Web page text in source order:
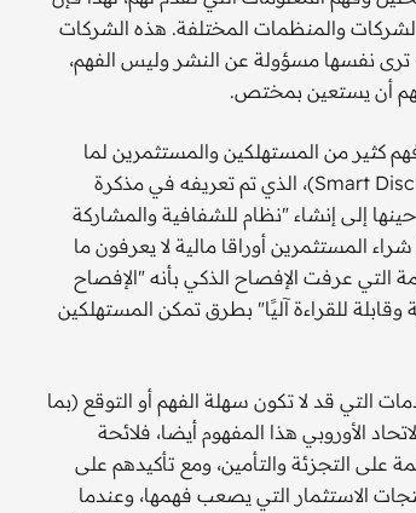
والمنظمات المختلفة. هذه الشركات
ترى نفسها مسؤولة عن النشر وليس الفهم،
أن يستعين بمختص.
المالية 2008 أن هناك مشكلة في فهم كثير من المستهلكين والمستثمرين لما
تحتويه المنشورات ذات الصلة من معلومات، لذلك تم اقتراح الإفصاح الذكي (Smart Disclosure)، الذي تم تعريفه في مذكرة
عندما دعا الرئيس الأمريكي حينها إلى إنشاء "نظام للشفافية والمشاركة
المالية عام 2008، والتي كان من بينها شراء المستثمرين أوراقا مالية لا يعرفون ما
التي عرفت الإفصاح الذكي بأنه "الإفصاح
للقراءة آليًا" بطرق تمكن المستهلكين
التي قد لا تكون سهلة الفهم أو التوقع (بما
الأوروبي هذا المفهوم أيضا، فلائحة
على التجزئة والتأمين، ومع تأكيدهم على
الاستثمار التي يصعب فهمها، وعندما